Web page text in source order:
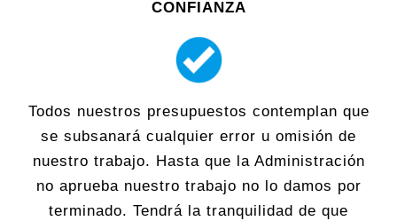
CONFIANZA
Todos nuestros presupuestos contemplan que
se subsanará cualquier error u omisión de
nuestro trabajo. Hasta que la Administración
no aprueba nuestro trabajo no lo damos por
terminado. Tendrá la tranquilidad de que